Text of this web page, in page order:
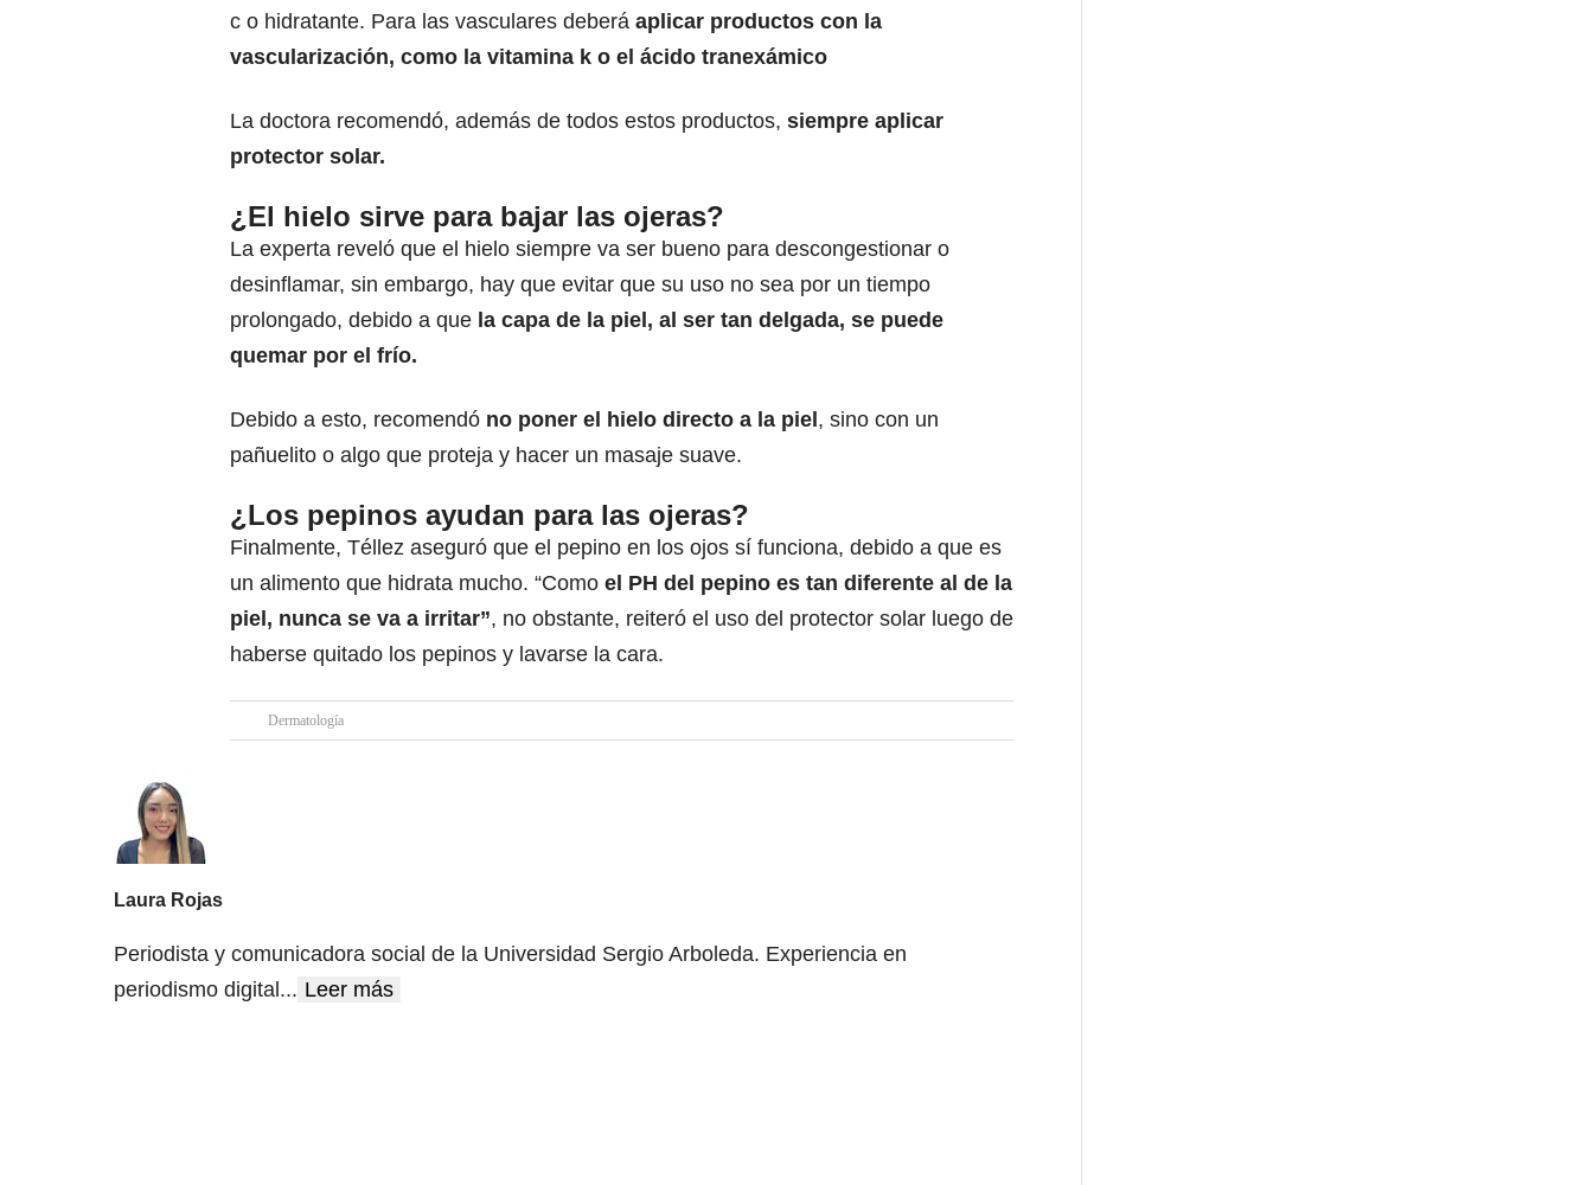
c o hidratante. Para las vasculares deberá aplicar productos con la
vascularización, como la vitamina k o el ácido tranexámico
La doctora recomendó, además de todos estos productos, siempre aplicar
protector solar.
¿El hielo sirve para bajar las ojeras?
La experta reveló que el hielo siempre va ser bueno para descongestionar o
desinflamar, sin embargo, hay que evitar que su uso no sea por un tiempo
prolongado, debido a que la capa de la piel, al ser tan delgada, se puede
quemar por el frío.
Debido a esto, recomendó no poner el hielo directo a la piel , sino con un
pañuelito o algo que proteja y hacer un masaje suave.
¿Los pepinos ayudan para las ojeras?
Finalmente, Téllez aseguró que el pepino en los ojos sí funciona, debido a que es
un alimento que hidrata mucho. “Como el PH del pepino es tan diferente al de la
piel, nunca se va a irritar”, no obstante, reiteró el uso del protector solar luego de
haberse quitado los pepinos y lavarse la cara.
Dermatología
Laura Rojas
Periodista y comunicadora social de la Universidad Sergio Arboleda. Experiencia en
periodismo digital... Leer más